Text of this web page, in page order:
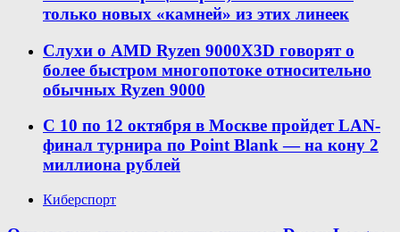
только новых «камней» из этих линеек
Слухи о AMD Ryzen 9000X3D говорят о
более быстром многопотоке относительно
обычных Ryzen 9000
С 10 по 12 октября в Москве пройдет LAN-
финал турнира по Point Blank — на кону 2
миллиона рублей
Киберспорт